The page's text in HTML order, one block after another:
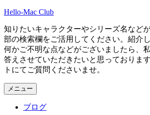
コ
テ
ン
ツ
へ
ス
キ
ッ
Hello-Mac Club
知りたいキャラクターやシリーズ名など
部の検索欄をご活用してください。紹介
何かご不明な点などがございましたら、
答えさせていただきたいと思っておりま
トにてご質問くださいませ。
メニュー
ブログ